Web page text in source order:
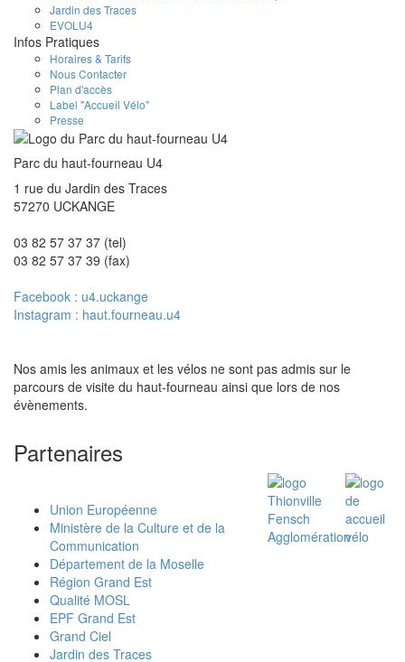
Jardin des Traces
EVOLU4
Infos Pratiques
Horaires & Tarifs
Nous Contacter
Plan d'accès
Label "Accueil Vélo"
Presse
Parc du haut-fourneau U4
1 rue du Jardin des Traces
57270 UCKANGE
03 82 57 37 37 (tel)
03 82 57 37 39 (fax)
Facebook : u4.uckange
Instagram : haut.fourneau.u4
Nos amis les animaux et les vélos ne sont pas admis sur le
parcours de visite du haut-fourneau ainsi que lors de nos
évènements.
Partenaires
Union Européenne
Ministère de la Culture et de la
Communication
Département de la Moselle
Région Grand Est
Qualité MOSL
EPF Grand Est
Grand Ciel
Jardin des Traces